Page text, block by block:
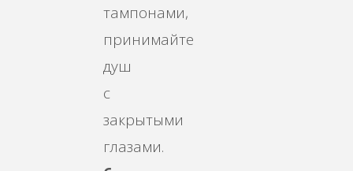
тампонами,
принимайте
душ
с
закрытыми
глазами.